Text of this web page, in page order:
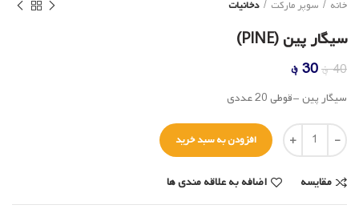
خانه سوپر مارکت دخانیات
سیگار پین (PINE)
40؋قیمت
40 ؋
بود.
30؋
30 ؋
است.
سیگار پین -قوطی 20 عددی
تعداد
افزودن به سبد خرید
مقایسه اضافه به علاقه مندی ها